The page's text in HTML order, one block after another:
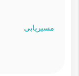
مسیریابی